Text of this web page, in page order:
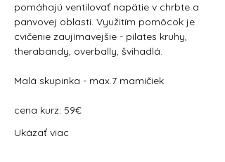
pomáhajú ventilovať napätie v chrbte a
panvovej oblasti. Využitím pomôcok je
cvičenie zaujímavejšie - pilates kruhy,
therabandy, overbally, švihadlá.
Malá skupinka - max.7 mamičiek
cena kurz: 59€
Ukázať viac